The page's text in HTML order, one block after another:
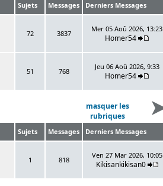
Sujets Messages Derniers Messages
72 3837
Mer 05 Aoû 2026, 13:23
Homer54
51 768
Jeu 06 Aoû 2026, 9:33
Homer54
masquer les
rubriques
Sujets Messages Derniers Messages
1 818
Ven 27 Mar 2026, 10:05
Kikisankikisan0